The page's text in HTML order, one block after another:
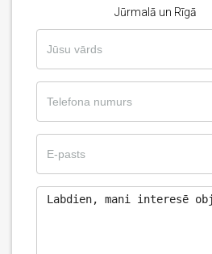
Jūrmalā un Rīgā